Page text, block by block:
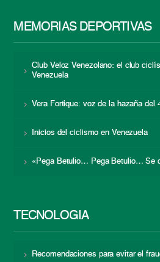
MEMORIAS DEPORTIVAS
Club Veloz Venezolano: el club
Venezuela
Vera Fortique: voz de la hazaña del
Inicios del ciclismo en Venezuela
«Pega Betulio… Pega Betulio… Se
TECNOLOGÍA
Recomendaciones para evitar el